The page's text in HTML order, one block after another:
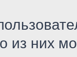
из них